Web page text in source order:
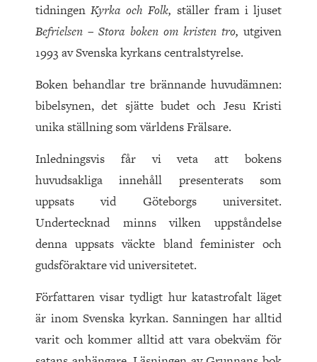
tidningenKyrka och Folk, ställer fram i ljuset
Befrielsen – Stora boken om kristen tro, utgiven
1993 av Svenska kyrkans centralstyrelse.
Boken behandlar tre brännande huvudämnen:
bibelsynen, det sjätte budet och Jesu Kristi
unika ställning som världens Frälsare.
Inledningsvis får vi veta att bokens
huvudsakliga innehåll presenterats som
uppsats vid Göteborgs universitet.
Undertecknad minns vilken uppståndelse
denna uppsats väckte bland feminister och
gudsföraktare vid universitetet.
Författaren visar tydligt hur katastrofalt läget
är inom Svenska kyrkan. Sanningen har alltid
varit och kommer alltid att vara obekväm för